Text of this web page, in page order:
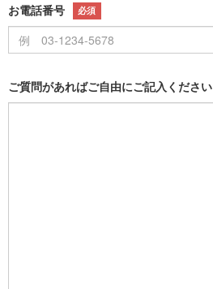
お電話番号 必須
ご質問があればご自由にご記入ください